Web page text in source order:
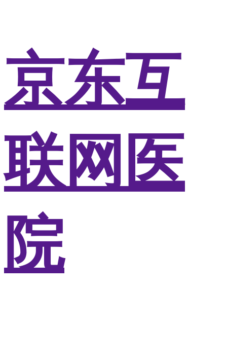
京东互
联网医
院